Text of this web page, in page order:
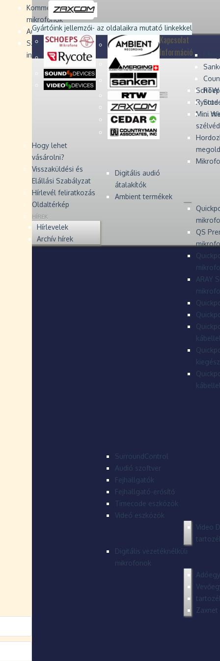
Kommentátor-
mikrofonok
Audio Monitors
Számítógépes audió
interfész
Rycote
Mini
Digitális audió
átalakítók
Ambient termékek
QS
ARAY
kábellel
kábellel
SurroundControl
Audió szoftver
Fejhallgatók
Fejhallgató-erősítő
Timecode eszközök
Videó eszközök
Video
Digitális vezetéknélküli
mikrofonok
Zaxnet
...
Devices
Devices
Zaxcom
Zaxcom
Gyártóink jellemzői- az oldalaikra mutató linkekkel
Kapcsolat
Információ
Hogy lehet
vásárolni?
Visszaküldési és
Elállási Szabályzat
Hírlevél feliratkozás
Oldaltérkép
HÍREK
Hírlevelek
Archív hírek